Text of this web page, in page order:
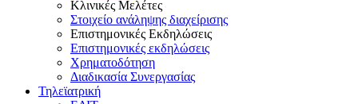
Κλινικές Μελέτες
Στοιχείο ανάληψης διαχείρισης
Επιστημονικές Εκδηλώσεις
Επιστημονικές εκδηλώσεις
Χρηματοδότηση
Διαδικασία Συνεργασίας
Τηλεϊατρική